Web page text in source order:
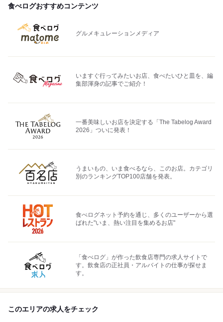
食べログおすすめコンテンツ
グルメキュレーションメディア
いますぐ行ってみたいお店、食べたいひと皿を、編
集部渾身の記事でご紹介！
一番美味しいお店を決定する「The Tabelog Award
2026」ついに発表！
うまいもの、いま食べるなら、このお店。カテゴリ
別のランキングTOP100店舗を発表。
食べログネット予約を通じ、多くのユーザーから選
ばれた"いま、熱い注目を集めるお店"
「食べログ」が作った飲食店専門の求人サイトで
す。飲食店の正社員・アルバイトの仕事が探せま
す。
このエリアの求人をチェック